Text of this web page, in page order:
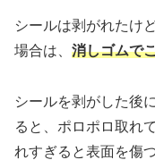
シールは剥がれたけ
場合は、 消しゴムで
シールを剥がした後
ると、ポロポロ取れ
れすぎると表面を傷